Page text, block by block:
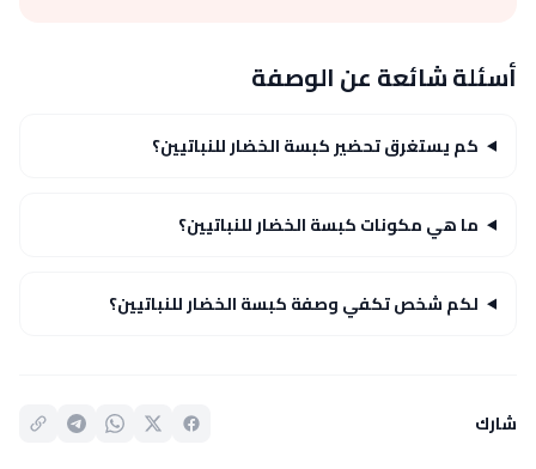
أسئلة شائعة عن الوصفة
كم يستغرق تحضير كبسة الخضار للنباتيين؟
ما هي مكونات كبسة الخضار للنباتيين؟
لكم شخص تكفي وصفة كبسة الخضار للنباتيين؟
شارك